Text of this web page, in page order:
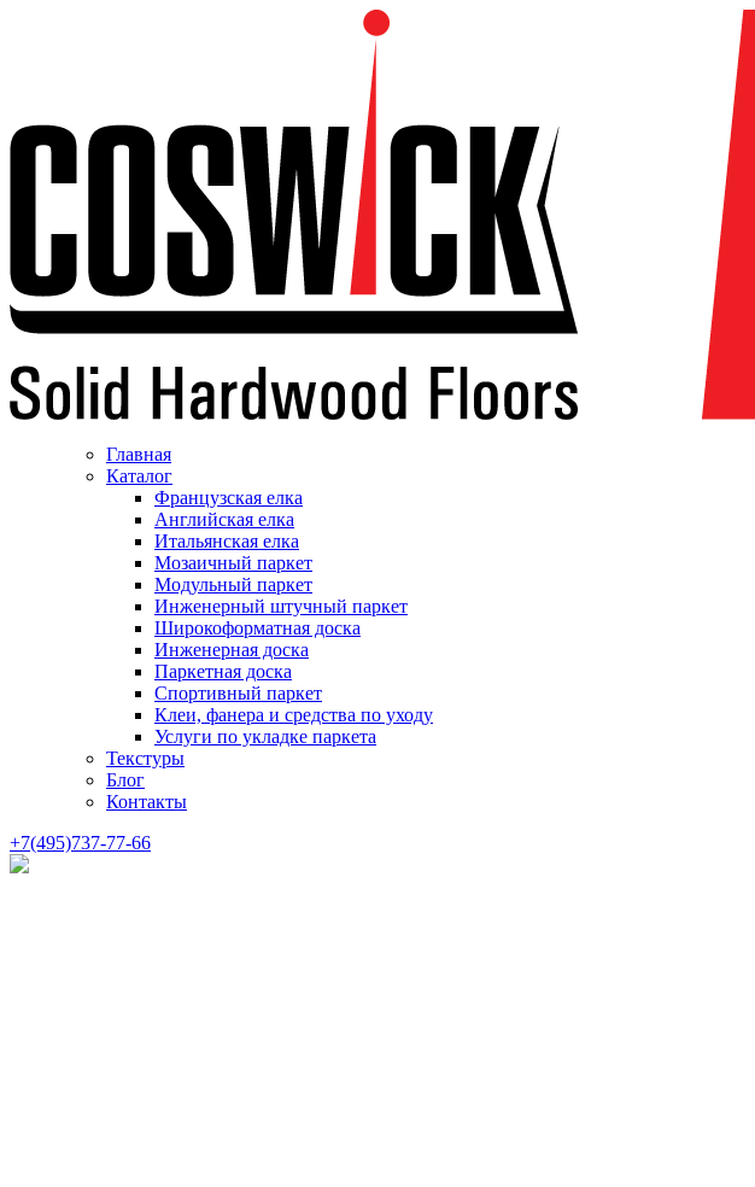
Главная
Каталог
Французская елка
Английская елка
Итальянская елка
Мозаичный паркет
Модульный паркет
Инженерный штучный паркет
Широкоформатная доска
Инженерная доска
Паркетная доска
Спортивный паркет
Клеи, фанера и средства по уходу
Услуги по укладке паркета
Текстуры
Блог
Контакты
+7(495)737-77-66